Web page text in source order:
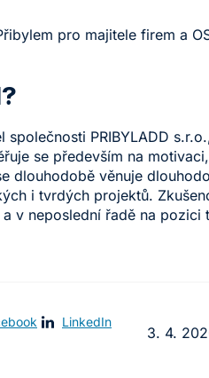
pro majitele firem a
PRIBYLADD
se především na
dlouhodobě věnuje
i tvrdých projektů.
v neposlední řadě na pozici
LinkedIn
3. 4.